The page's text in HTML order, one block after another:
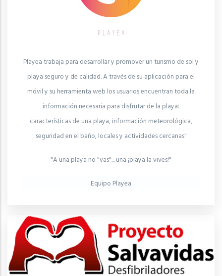
Playea trabaja para desarrollar y promover un turismo de sol y
playa seguro y de calidad. A través de su aplicación para el
móvil y su herramienta web los usuarios encuentran toda la
información necesaria para disfrutar de la playa:
características de una playa, información meteorológica,
seguridad en el baño, locales y actividades cercanas"
"A una playa no "vas"... una ¡playa la vives!"
Equipo Playea